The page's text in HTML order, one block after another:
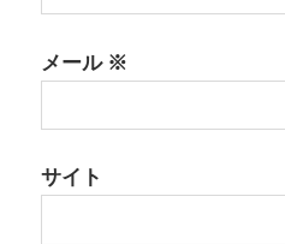
メール※
サイト